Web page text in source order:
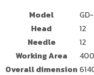
Model
Head
12
Needle
12
Working Area
Overall dimension